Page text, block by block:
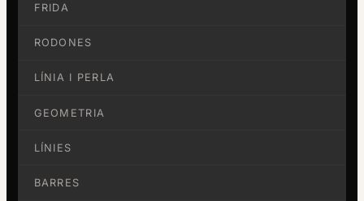
FRIDA
RODONES
LÍNIA I PERLA
GEOMETRIA
LÍNIES
BARRES